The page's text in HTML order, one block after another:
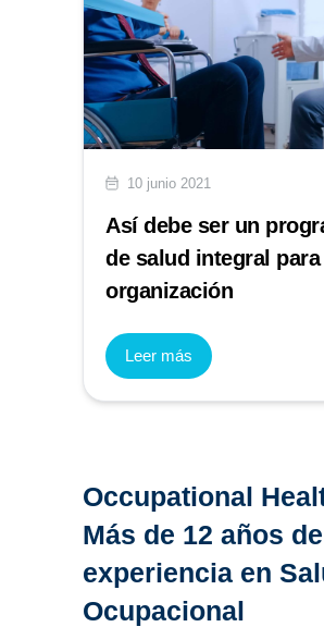
10 junio 2021
Así debe ser un
de salud integral
organización
Leer más
Occupational
Más de 12 años de
experiencia en
Ocupacional